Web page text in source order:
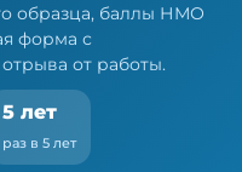
образца, баллы НМО
форма с
от работы.
5 лет
раз в 5 лет